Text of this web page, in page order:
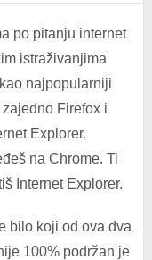
po pitanju internet
istraživanjima
najpopularniji
Firefox i
Explorer.
na Chrome. Ti
Internet Explorer.
bilo koji od ova dva
100% podržan je